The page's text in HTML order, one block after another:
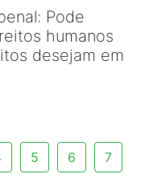
Pode
humanos
desejam em
5 6 7